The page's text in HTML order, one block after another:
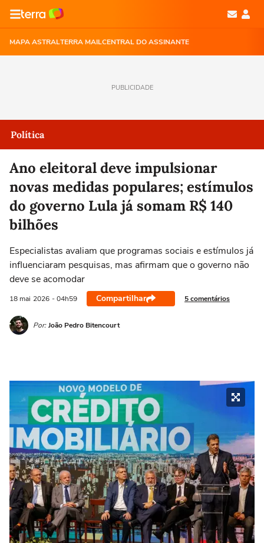
MAPA ASTRALTERRA MAILCENTRAL DO ASSINANTE
PUBLICIDADE
Política
Ano eleitoral deve impulsionar
novas medidas populares; estímulos
do governo Lula já somam R$ 140
bilhões
Especialistas avaliam que programas sociais e estímulos já
influenciaram pesquisas, mas afirmam que o governo não
deve se acomodar
18 mai 2026 - 04h59 Compartilhar 5 comentários
Por: João Pedro Bitencourt